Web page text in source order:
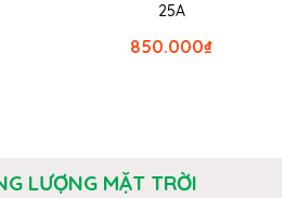
25A
₫
850.000
LƯỢNG MẶT TRỜI